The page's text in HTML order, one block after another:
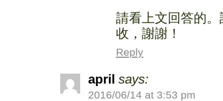
請看上文回答的
收，謝謝！
Reply
april says:
2016/06/14 at 3:53 pm